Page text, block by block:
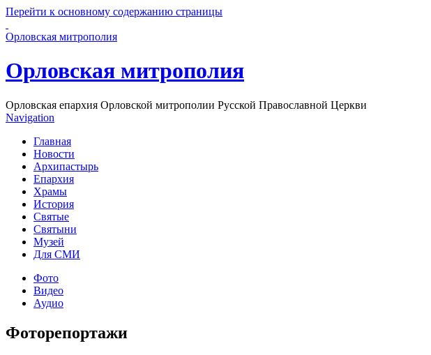
Перейти к основному содержанию страницы
Орловская митрополия
Орловская митрополия
Орловская епархия Орловской митрополии Русской Православной Церкви
Navigation
Главная
Новости
Архипастырь
Епархия
Храмы
История
Святые
Святыни
Музей
Для СМИ
Фото
Видео
Аудио
Фоторепортажи